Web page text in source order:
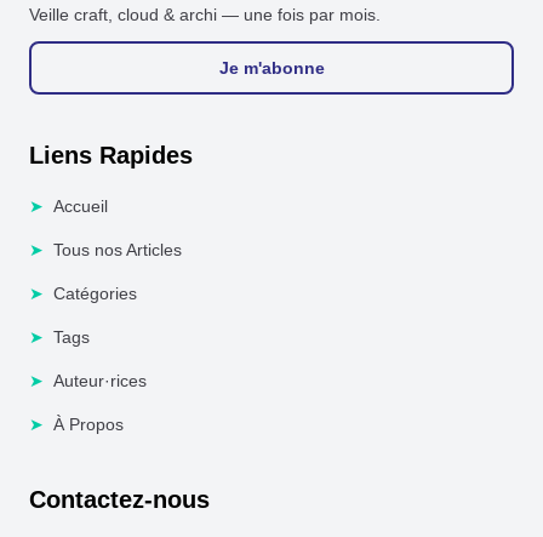
Veille craft, cloud & archi — une fois par mois.
Je m'abonne
Liens Rapides
➤ Accueil
➤ Tous nos Articles
➤ Catégories
➤ Tags
➤ Auteur·rices
➤ À Propos
Contactez-nous